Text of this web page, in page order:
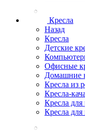
Кресла
Назад
Кресла
Детские
Офисные
Домашние
Кресла из
Кресла-
Кресла для
Кресла для